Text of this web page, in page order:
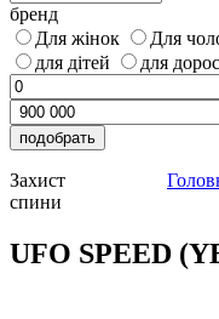
бренд
Для жінок
Для
для дітей
для
Захист
спини
UFO SPEED